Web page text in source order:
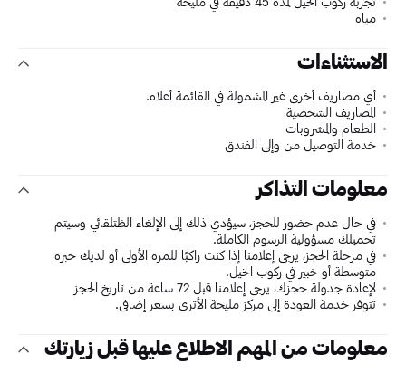
مياه
الاستثناءات
أي مصاريف أخرى غير المشمولة في القائمة أعلاه.
المصاريف الشخصية
الطعام والمشروبات
خدمة التوصيل من وإلى الفندق
معلومات التذاكر
في حال عدم حضور للحجز، سيؤدي ذلك إلى الإلغاء الظتلقائي وسيتم
تحميلك مسؤولية الرسوم الكاملة.
في مرحلة الحجز، يرجى إعلامنا إذا كنت راكبًا للمرة الأولى أو لديك خبرة
متوسطة أو خبير في ركوب الخيل.
لإعادة جدولة حجزك، يرجى إعلامنا قبل 72 ساعة من تاريخ الحجز
تتوفر خدمة العودة إلى مركز مليحة الأثري بسعر إضافي.
معلومات من المهم الاطلاع عليها قبل زيارتك